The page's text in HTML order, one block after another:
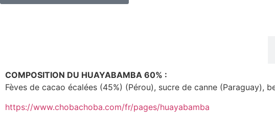
COMPOSITION DU HUAYABAMBA 60% :
Fèves de cacao écalées (45%) (Pérou), sucre de canne (Paraguay),
https://www.chobachoba.com/fr/pages/huayabamba